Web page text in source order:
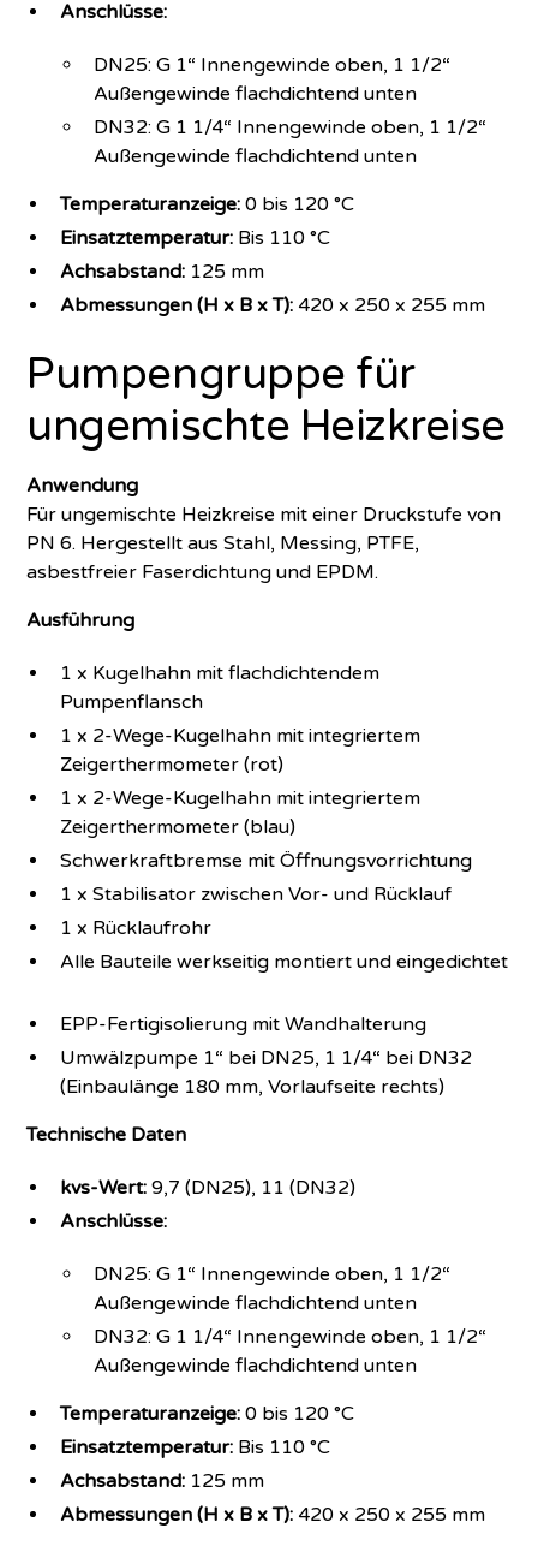
Anschlüsse:
DN25: G 1“ Innengewinde oben, 1 1/2“
Außengewinde flachdichtend unten
DN32: G 1 1/4“ Innengewinde oben, 1 1/2“
Außengewinde flachdichtend unten
Temperaturanzeige: 0 bis 120 °C
Einsatztemperatur: Bis 110 °C
Achsabstand: 125 mm
Abmessungen (H x B x T): 420 x 250 x 255 mm
Pumpengruppe für
ungemischte Heizkreise
Anwendung
Für ungemischte Heizkreise mit einer Druckstufe von
PN 6. Hergestellt aus Stahl, Messing, PTFE,
asbestfreier Faserdichtung und EPDM.
Ausführung
1 x Kugelhahn mit flachdichtendem
Pumpenflansch
1 x 2-Wege-Kugelhahn mit integriertem
Zeigerthermometer (rot)
1 x 2-Wege-Kugelhahn mit integriertem
Zeigerthermometer (blau)
Schwerkraftbremse mit Öffnungsvorrichtung
1 x Stabilisator zwischen Vor- und Rücklauf
1 x Rücklaufrohr
Alle Bauteile werkseitig montiert und eingedichtet
EPP-Fertigisolierung mit Wandhalterung
Umwälzpumpe 1“ bei DN25, 1 1/4“ bei DN32
(Einbaulänge 180 mm, Vorlaufseite rechts)
Technische Daten
kvs-Wert: 9,7 (DN25), 11 (DN32)
Anschlüsse:
DN25: G 1“ Innengewinde oben, 1 1/2“
Außengewinde flachdichtend unten
DN32: G 1 1/4“ Innengewinde oben, 1 1/2“
Außengewinde flachdichtend unten
Temperaturanzeige: 0 bis 120 °C
Einsatztemperatur: Bis 110 °C
Achsabstand: 125 mm
Abmessungen (H x B x T): 420 x 250 x 255 mm